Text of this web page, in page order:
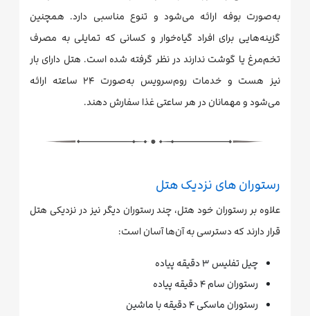
به‌صورت بوفه ارائه می‌شود و تنوع مناسبی دارد. همچنین
گزینه‌هایی برای افراد گیاه‌خوار و کسانی که تمایلی به مصرف
تخم‌مرغ یا گوشت ندارند در نظر گرفته شده است. هتل دارای بار
نیز هست و خدمات روم‌سرویس به‌صورت ۲۴ ساعته ارائه
می‌شود و مهمانان در هر ساعتی غذا سفارش دهند.
رستوران های نزدیک هتل
علاوه بر رستوران خود هتل، چند رستوران دیگر نیز در نزدیکی هتل
قرار دارند که دسترسی به آن‌ها آسان است:
چیل تفلیس ۳ دقیقه پیاده
رستوران سام ۴ دقیقه پیاده
رستوران ماسکی ۴ دقیقه با ماشین